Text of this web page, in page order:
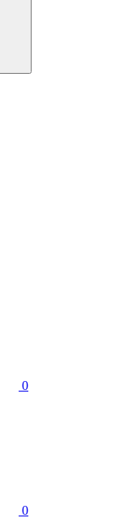
0
0